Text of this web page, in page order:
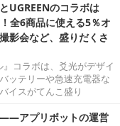
UGREENのコラボは
全6商品に使える5％オ
影会など、盛りだくさ
』コラボは、爻光がデザイ
ッテリーや急速充電器な
イスがてんこ盛り
アプリボットの運営